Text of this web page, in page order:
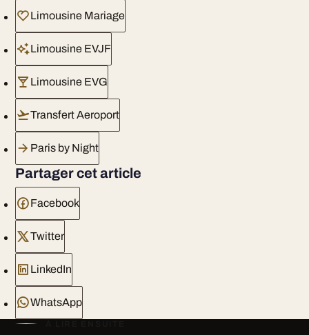
Limousine Mariage
Limousine EVJF
Limousine EVG
Transfert Aeroport
Paris by Night
Partager cet article
Facebook
Twitter
LinkedIn
WhatsApp